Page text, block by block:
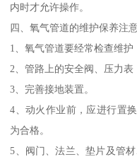
内时才允许操作。
四、氧气管道的维护保养注
1、氧气管道要经常检查维护
2、管路上的安全阀、压力表
3、完善接地装置。
4、动火作业前，应进行置
为合格。
5、阀门、法兰、垫片及管